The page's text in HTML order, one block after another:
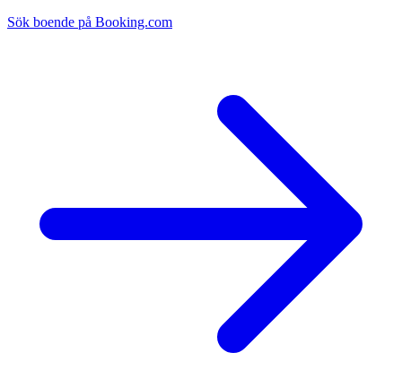
Sök boende på Booking.com